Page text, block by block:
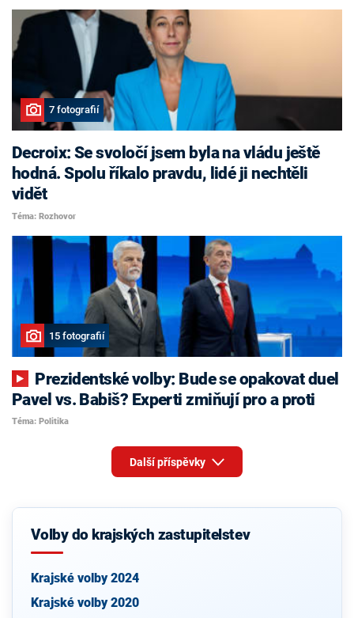
7 fotografií
Decroix: Se svoločí jsem byla na vládu ještě
hodná. Spolu říkalo pravdu, lidé ji nechtěli
vidět
Téma: Rozhovor
15 fotografií
Pavel vs. Babiš? Experti zmiňují pro a proti
Téma: Politika
Další příspěvky
Volby do krajských zastupitelstev
Krajské volby 2024
Krajské volby 2020